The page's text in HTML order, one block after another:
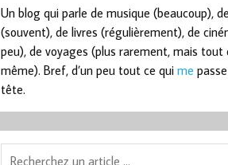
Un blog qui parle de musique (beaucoup),
(souvent), de livres (régulièrement), de
peu), de voyages (plus rarement, mais tout
même). Bref, d’un peu tout ce quime
tête.